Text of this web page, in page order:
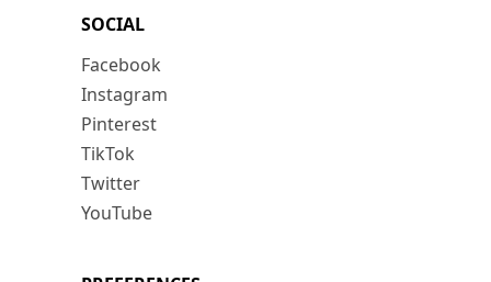
SOCIAL
Facebook
Instagram
Pinterest
TikTok
Twitter
YouTube